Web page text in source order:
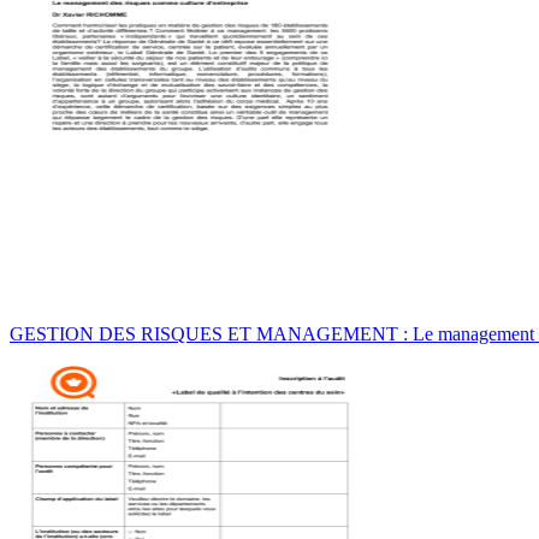
GESTION DES RISQUES ET MANAGEMENT : Le management